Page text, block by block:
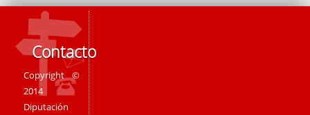
Contacto
Copyright ©
2014
Diputación